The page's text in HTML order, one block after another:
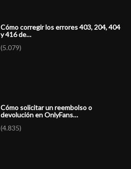
Cómo corregir los errores 403, 204, 404
y 416 de…
(5.079)
Cómo solicitar un reembolso o
devolución en OnlyFans…
(4.835)